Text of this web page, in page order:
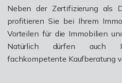
Neben der Zertifizierung als
profitieren Sie bei Ihrem
Vorteilen für die Immobilien
Natürlich dürfen auch
fachkompetente Kaufberatung